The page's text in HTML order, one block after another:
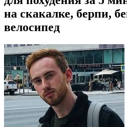
на скакалке, берпи,
велосипед